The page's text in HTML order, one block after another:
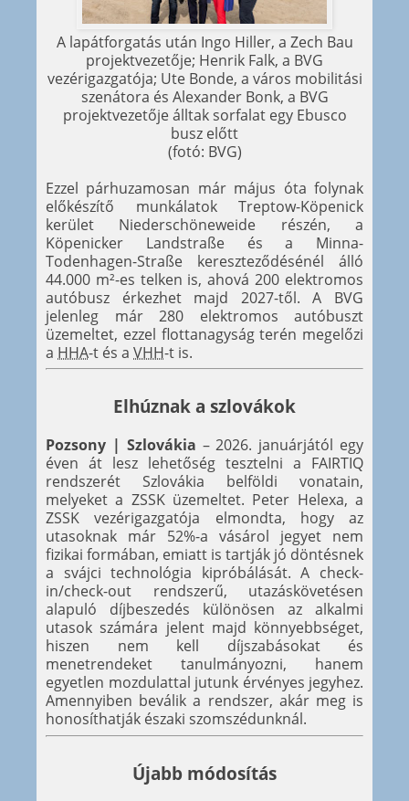
A lapátforgatás után Ingo Hiller, a Zech Bau
projektvezetője; Henrik Falk, a BVG
vezérigazgatója; Ute Bonde, a város mobilitási
szenátora és Alexander Bonk, a BVG
projektvezetője álltak sorfalat egy Ebusco
busz előtt
(fotó: BVG)
Ezzel párhuzamosan már május óta folynak
előkészítő munkálatok Treptow-Köpenick
kerület Niederschöneweide részén, a
Köpenicker Landstraße és a Minna-
Todenhagen-Straße kereszteződésénél álló
44.000 m²-es telken is, ahová 200 elektromos
autóbusz érkezhet majd 2027-től. A BVG
jelenleg már 280 elektromos autóbuszt
üzemeltet, ezzel flottanagyság terén megelőzi
a HHA-t és a VHH-t is.
Elhúznak a szlovákok
Pozsony | Szlovákia – 2026. januárjától egy
éven át lesz lehetőség tesztelni a FAIRTIQ
rendszerét Szlovákia belföldi vonatain,
melyeket a ZSSK üzemeltet. Peter Helexa, a
ZSSK vezérigazgatója elmondta, hogy az
utasoknak már 52%-a vásárol jegyet nem
fizikai formában, emiatt is tartják jó döntésnek
a svájci technológia kipróbálását. A check-
in/check-out rendszerű, utazáskövetésen
alapuló díjbeszedés különösen az alkalmi
utasok számára jelent majd könnyebbséget,
hiszen nem kell díjszabásokat és
menetrendeket tanulmányozni, hanem
egyetlen mozdulattal jutunk érvényes jegyhez.
Amennyiben beválik a rendszer, akár meg is
honosíthatják északi szomszédunknál.
Újabb módosítás